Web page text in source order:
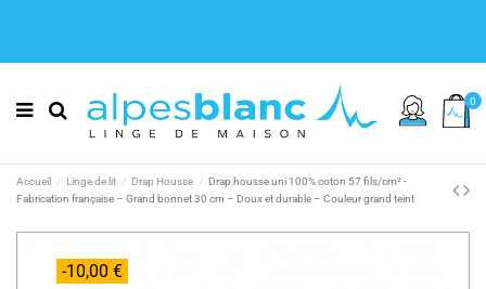
0
Accueil Linge de lit Drap Housse
Drap housse uni 100% coton 57 fils/cm² -
Fabrication française – Grand bonnet 30 cm – Doux et durable – Couleur grand teint
-10,00 €